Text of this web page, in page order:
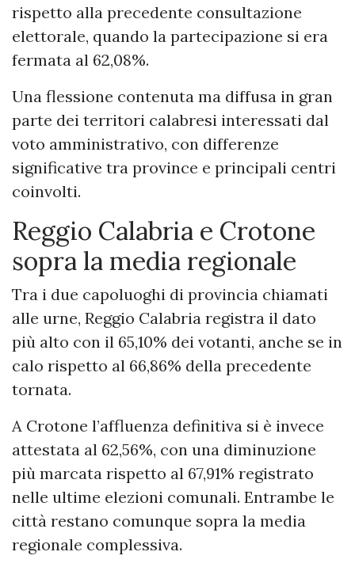
rispetto alla precedente consultazione
elettorale, quando la partecipazione si era
fermata al 62,08%.
Una flessione contenuta ma diffusa in gran
parte dei territori calabresi interessati dal
voto amministrativo, con differenze
significative tra province e principali centri
coinvolti.
Reggio Calabria e Crotone
sopra la media regionale
Tra i due capoluoghi di provincia chiamati
alle urne, Reggio Calabria registra il dato
più alto con il 65,10% dei votanti, anche se in
calo rispetto al 66,86% della precedente
tornata.
A Crotone l’affluenza definitiva si è invece
attestata al 62,56%, con una diminuzione
più marcata rispetto al 67,91% registrato
nelle ultime elezioni comunali. Entrambe le
città restano comunque sopra la media
regionale complessiva.